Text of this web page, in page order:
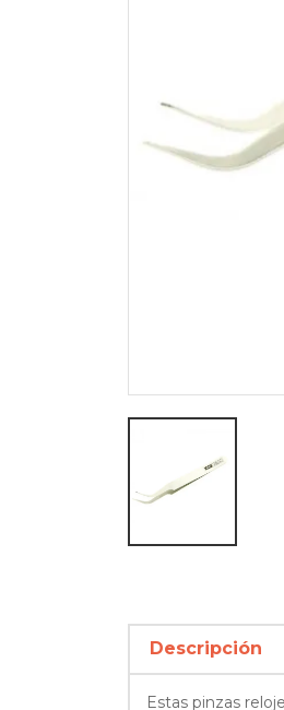
Descripción
Estas pinzas